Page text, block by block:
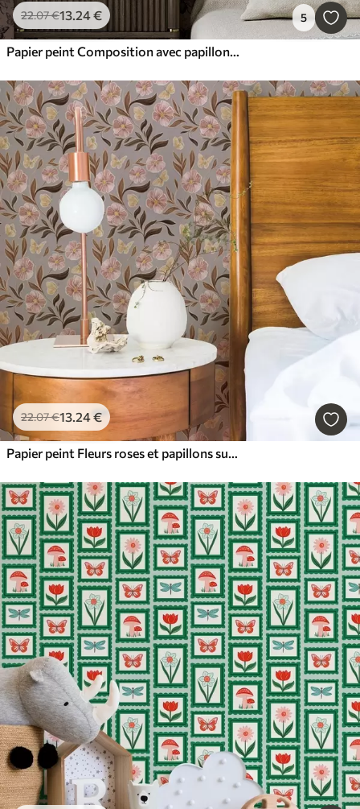
22.07€13.24€ 5
Papier peint Composition avec papillons, feuilles et insectes sur fond clair
22.07€13.24€
Papier peint Fleurs roses et papillons sur fond gris-beige